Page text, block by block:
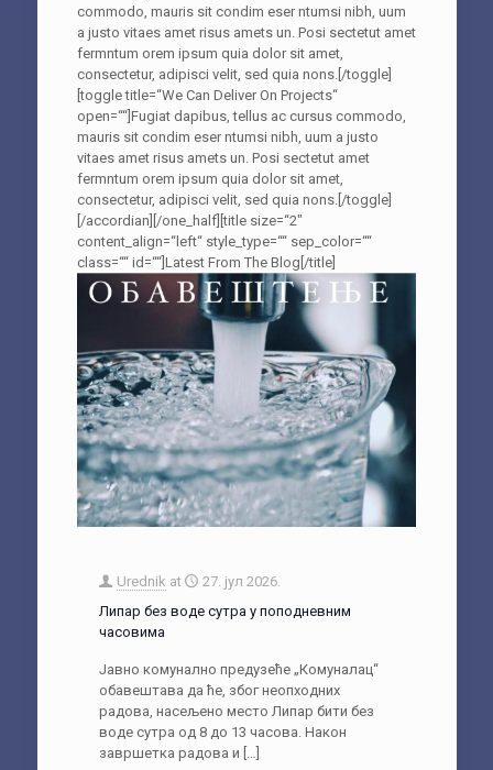
commodo, mauris sit condim eser ntumsi nibh, uum
a justo vitaes amet risus amets un. Posi sectetut amet
fermntum orem ipsum quia dolor sit amet,
consectetur, adipisci velit, sed quia nons.[/toggle]
[toggle title=“We Can Deliver On Projects“
open=““]Fugiat dapibus, tellus ac cursus commodo,
mauris sit condim eser ntumsi nibh, uum a justo
vitaes amet risus amets un. Posi sectetut amet
fermntum orem ipsum quia dolor sit amet,
consectetur, adipisci velit, sed quia nons.[/toggle]
[/accordian][/one_half][title size=“2″
content_align=“left“ style_type=““ sep_color=““
class=““ id=““]Latest From The Blog[/title]
Urednik at
27. јул 2026.
Липар без воде сутра у поподневним
часовима
Јавно комунално предузеће „Комуналац“
обавештава да ће, због неопходних
радова, насељено место Липар бити без
воде сутра од 8 до 13 часова. Након
завршетка радова и […]